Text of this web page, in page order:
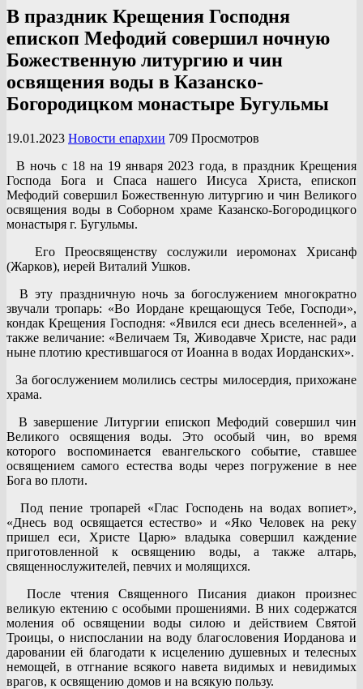
В праздник Крещения Господня
епископ Мефодий совершил ночную
Божественную литургию и чин
освящения воды в Казанско-
Богородицком монастыре Бугульмы
19.01.2023 Новости епархии 709 Просмотров
В ночь с 18 на 19 января 2023 года, в праздник Крещения
Господа Бога и Спаса нашего Иисуса Христа, епископ
Мефодий совершил Божественную литургию и чин Великого
освящения воды в Соборном храме Казанско-Богородицкого
монастыря г. Бугульмы.
Его Преосвященству сослужили иеромонах Хрисанф
(Жарков), иерей Виталий Ушков.
В эту праздничную ночь за богослужением многократно
звучали тропарь: «Во Иордане крещающуся Тебе, Господи»,
кондак Крещения Господня: «Явился еси днесь вселенней», а
также величание: «Величаем Тя, Живодавче Христе, нас ради
ныне плотию крестившагося от Иоанна в водах Иорданских».
За богослужением молились сестры милосердия, прихожане
храма.
В завершение Литургии епископ Мефодий совершил чин
Великого освящения воды. Это особый чин, во время
которого воспоминается евангельского событие, ставшее
освящением самого естества воды через погружение в нее
Бога во плоти.
Под пение тропарей «Глас Господень на водах вопиет»,
«Днесь вод освящается естество» и «Яко Человек на реку
пришел еси, Христе Царю» владыка совершил каждение
приготовленной к освящению воды, а также алтарь,
священнослужителей, певчих и молящихся.
После чтения Священного Писания диакон произнес
великую ектению с особыми прошениями. В них содержатся
моления об освящении воды силою и действием Святой
Троицы, о ниспослании на воду благословения Иорданова и
даровании ей благодати к исцелению душевных и телесных
немощей, в отгнание всякого навета видимых и невидимых
врагов, к освящению домов и на всякую пользу.